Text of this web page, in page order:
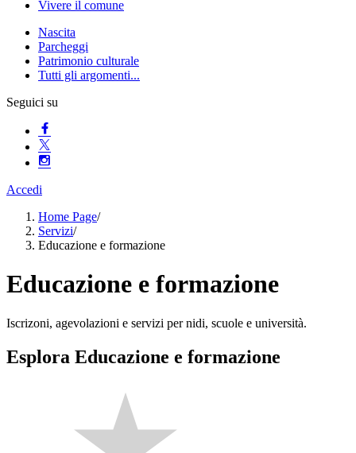
Vivere il comune
Nascita
Parcheggi
Patrimonio culturale
Tutti gli argomenti...
Seguici su
Accedi
Home Page/
Servizi/
Educazione e formazione
Educazione e formazione
Iscrizoni, agevolazioni e servizi per nidi, scuole e università.
Esplora Educazione e formazione